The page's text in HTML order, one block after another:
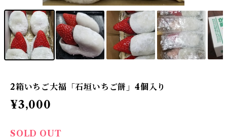
2箱いちご大福「石垣いちご餅」4個入り
¥3,000
SOLD OUT